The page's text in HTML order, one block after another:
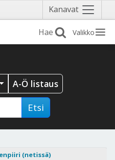
Kanavat Näytä
valikko
Valikko
A-Ö listaus
Etsi
(netissä)